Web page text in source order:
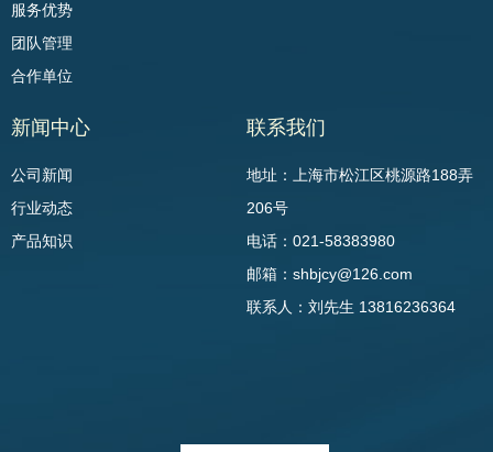
服务优势
团队管理
合作单位
新闻中心
公司新闻
行业动态
产品知识
联系我们
地址：上海市松江区桃源路188弄
206号
电话：021-58383980
邮箱：shbjcy@126.com
联系人：刘先生 13816236364